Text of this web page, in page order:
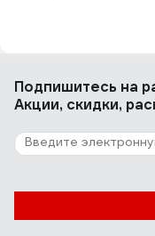
Подпишитесь на
Акции, скидки,